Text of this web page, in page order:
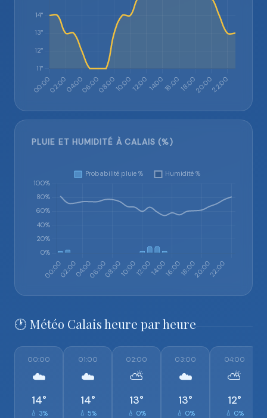
PLUIE ET HUMIDITÉ À CALAIS (%)
🕐 Météo Calais heure par heure
00:00
☁️
14°
💧 3%
01:00
☁️
14°
💧 5%
02:00
⛅
13°
💧 0%
03:00
☁️
13°
💧 0%
04:00
⛅
12°
💧 0%